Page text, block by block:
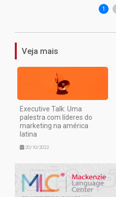
1
Veja mais
Executive Talk: Uma
palestra com líderes do
marketing na américa
latina
20/10/2022